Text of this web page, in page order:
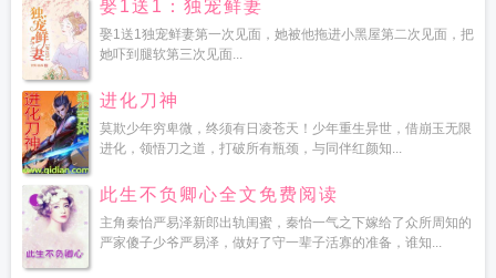
娶1送1：独宠鲜妻
娶1送1独宠鲜妻第一次见面，她被他拖进小黑屋第二次见面，把
她吓到腿软第三次见面...
进化刀神
莫欺少年穷卑微，终须有日凌苍天！少年重生异世，借崩玉无限
进化，领悟刀之道，打破所有瓶颈，与同伴红颜知...
此生不负卿心全文免费阅读
主角秦怡严易泽新郎出轨闺蜜，秦怡一气之下嫁给了众所周知的
严家傻子少爷严易泽，做好了守一辈子活寡的准备，谁知...